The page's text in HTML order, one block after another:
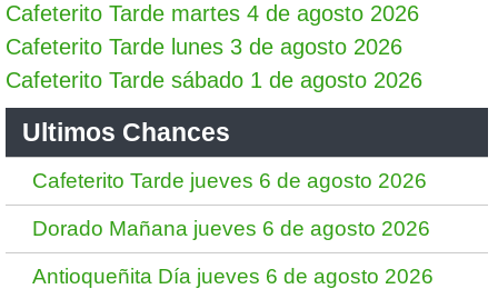
Cafeterito Tarde martes 4 de agosto 2026
Cafeterito Tarde lunes 3 de agosto 2026
Cafeterito Tarde sábado 1 de agosto 2026
Ultimos Chances
Cafeterito Tarde jueves 6 de agosto 2026
Dorado Mañana jueves 6 de agosto 2026
Antioqueñita Día jueves 6 de agosto 2026